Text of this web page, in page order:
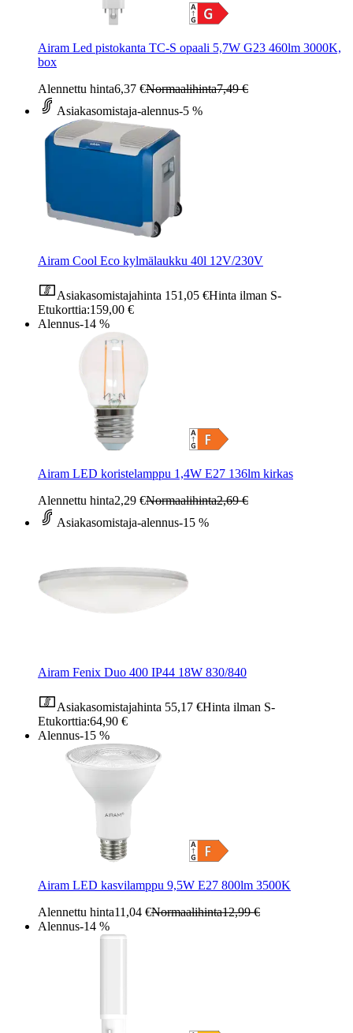
Airam Led pistokanta TC-S opaali 5,7W G23 460lm 3000K,
box
Alennettu hinta6,37 €Normaalihinta7,49 €
Asiakasomistaja-alennus-5 %
Airam Cool Eco kylmälaukku 40l 12V/230V
Asiakasomistajahinta 151,05 €Hinta ilman S-
Etukorttia:159,00 €
Alennus-14 %
Airam LED koristelamppu 1,4W E27 136lm kirkas
Alennettu hinta2,29 €Normaalihinta2,69 €
Asiakasomistaja-alennus-15 %
Airam Fenix Duo 400 IP44 18W 830/840
Asiakasomistajahinta 55,17 €Hinta ilman S-
Etukorttia:64,90 €
Alennus-15 %
Airam LED kasvilamppu 9,5W E27 800lm 3500K
Alennettu hinta11,04 €Normaalihinta12,99 €
Alennus-14 %